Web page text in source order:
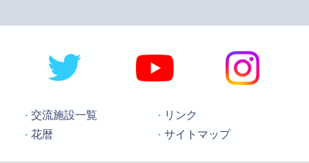
交流施設一覧
リンク
花暦
サイトマップ